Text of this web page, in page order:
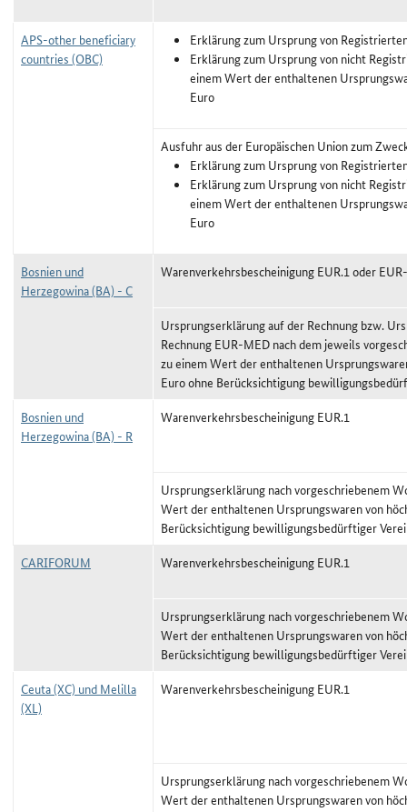
APS-other beneficiary
countries (OBC)
Erklärung zum Ursprung von
Erklärung zum Ursprung von nicht
einem Wert der enthaltenen
Euro
Ausfuhr aus der Europäischen Union zum
Erklärung zum Ursprung von
Erklärung zum Ursprung von nicht
einem Wert der enthaltenen
Euro
Bosnien und
Herzegowina (BA) - C
Warenverkehrsbescheinigung EUR.1 oder
Ursprungserklärung auf der Rechnung bzw.
Rechnung EUR-MED nach dem jeweils
zu einem Wert der enthaltenen
Euro ohne Berücksichtigung
Bosnien und
Herzegowina (BA) - R
Warenverkehrsbescheinigung EUR.1
Ursprungserklärung nach vorgeschriebenem
Wert der enthaltenen Ursprungswaren von
Berücksichtigung bewilligungsbedürftiger
CARIFORUM
Warenverkehrsbescheinigung EUR.1
Ursprungserklärung nach vorgeschriebenem
Wert der enthaltenen Ursprungswaren von
Berücksichtigung bewilligungsbedürftiger
Ceuta (XC) und Melilla
(XL)
Warenverkehrsbescheinigung EUR.1
Ursprungserklärung nach vorgeschriebenem
Wert der enthaltenen Ursprungswaren von